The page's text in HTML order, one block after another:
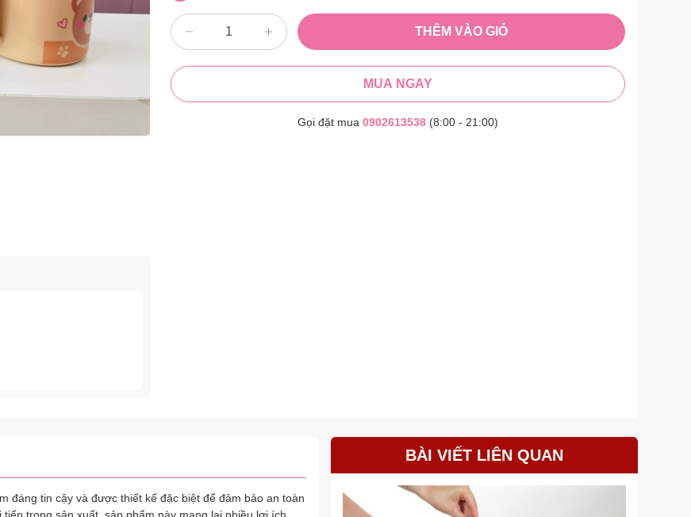
THÊM VÀO GIỎ
MUA NGAY
Gọi đặt mua 0902613538 (8:00 - 21:00)
đáng tin cậy và được thiết kế đặc biệt để đảm bảo an toàn
BÀI VIẾT LIÊN QUAN